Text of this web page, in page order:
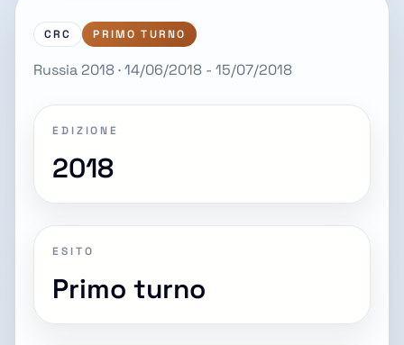
CRC PRIMO TURNO
Russia 2018 · 14/06/2018 - 15/07/2018
EDIZIONE
2018
ESITO
Primo turno